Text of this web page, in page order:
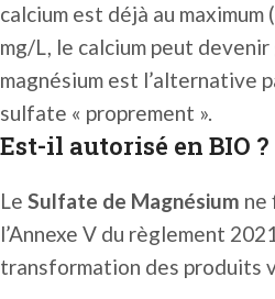
calcium est déjà au
mg/L, le calcium peut
magnésium est l’alternative
sulfate « proprement ».
Est-il autorisé en BIO ?
Le Sulfate de Magnésium ne
l’Annexe V du règlement
transformation des produits